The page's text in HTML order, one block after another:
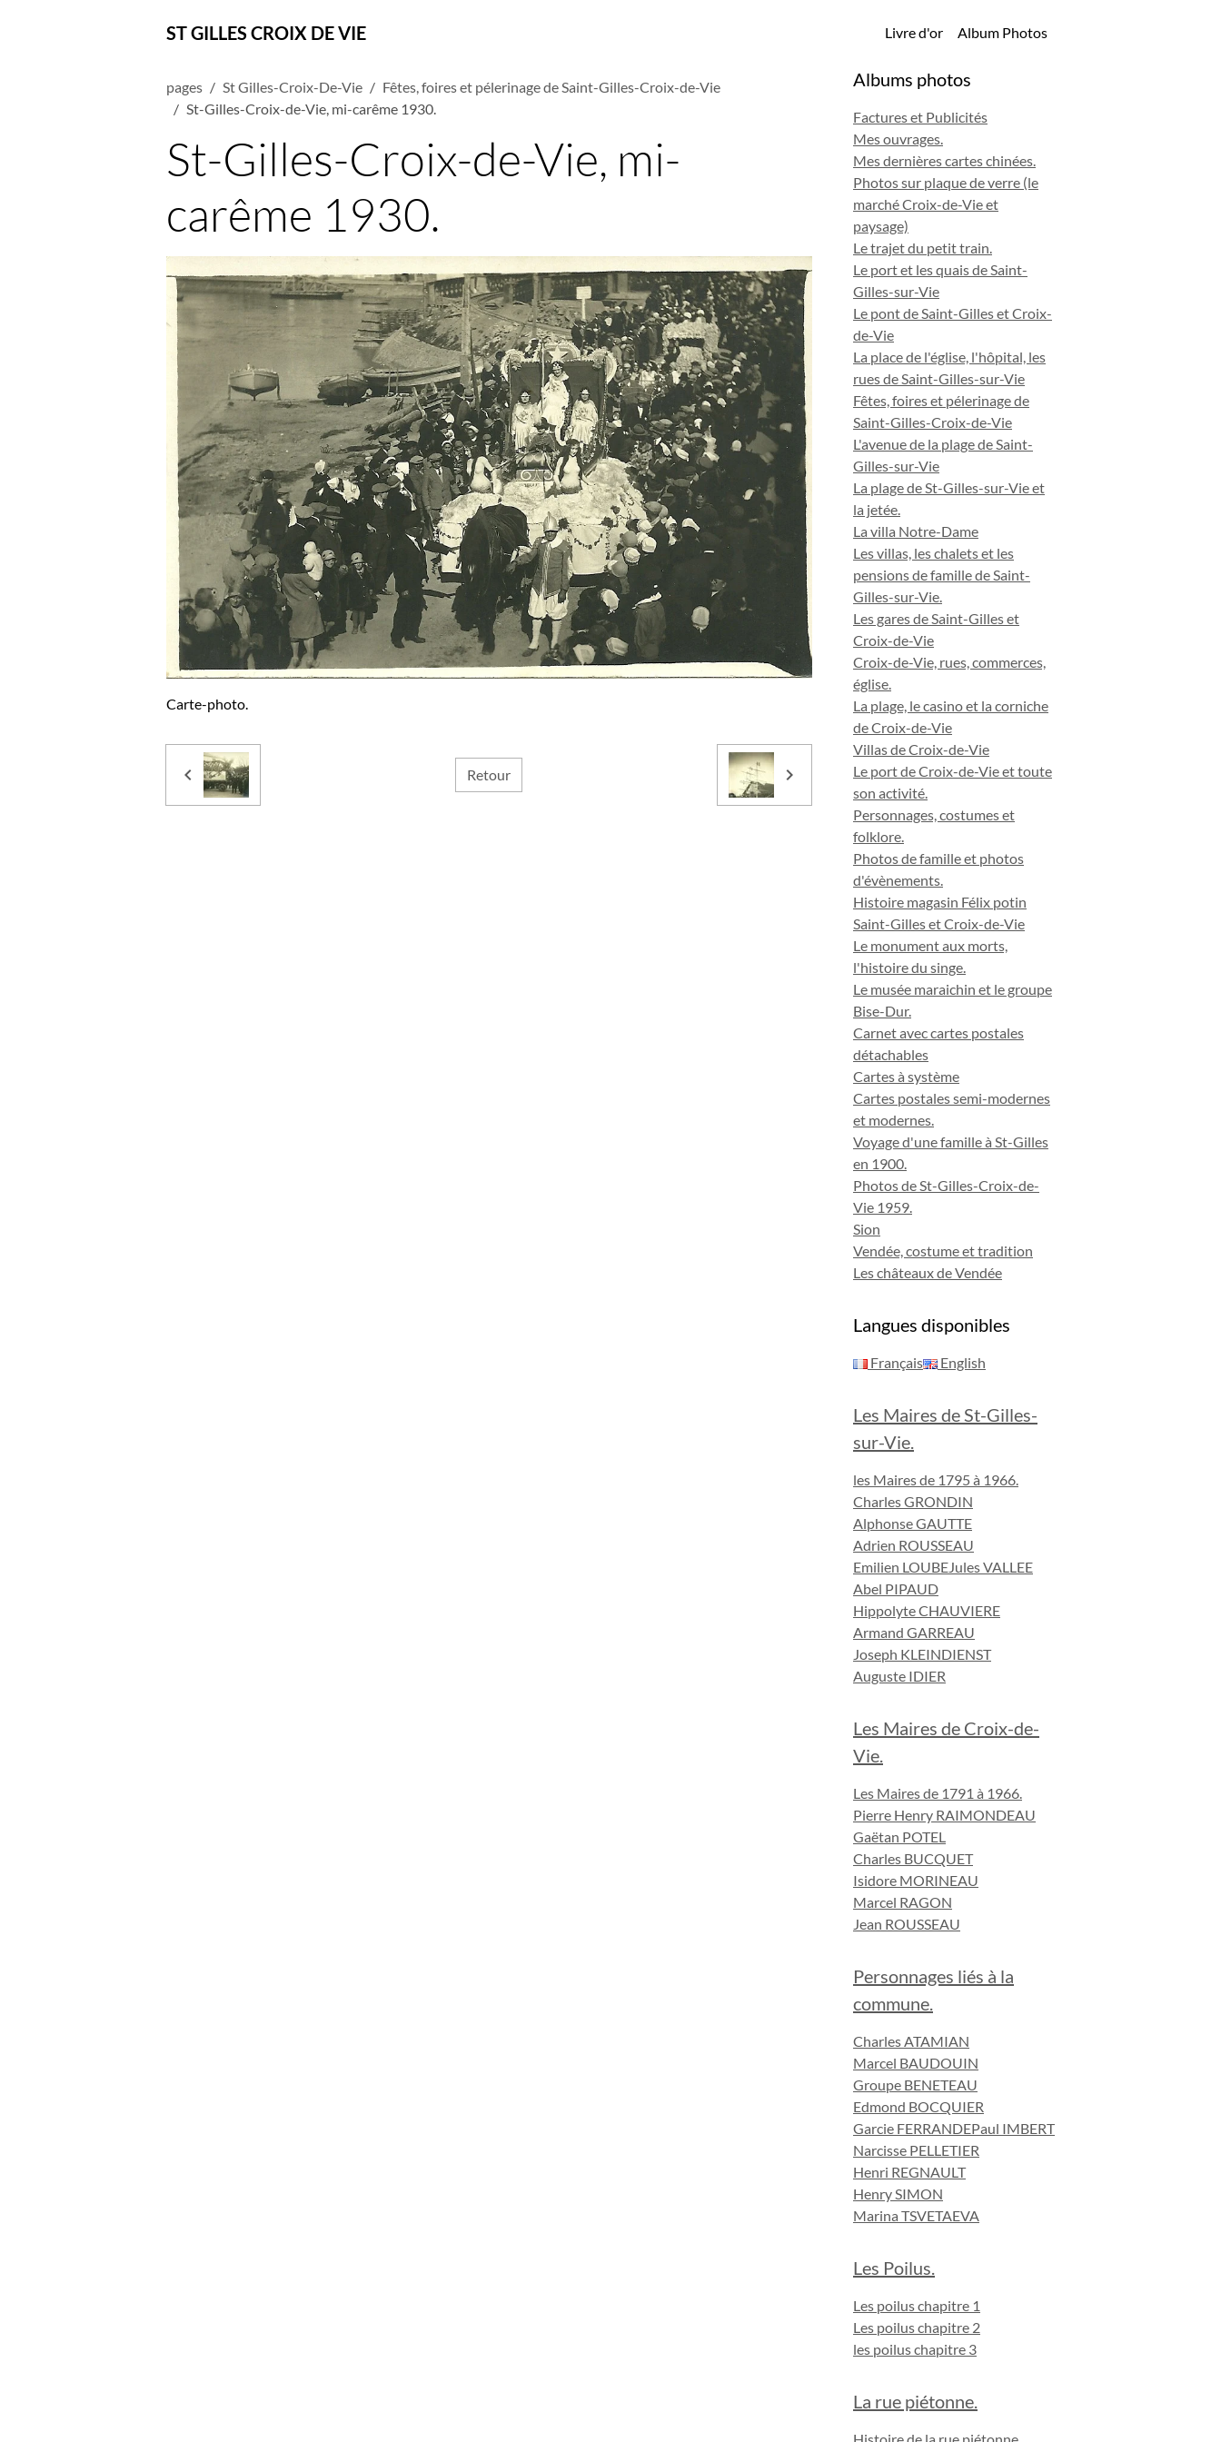
ST GILLES CROIX DE VIE Livre d'or Album Photos
pages St Gilles-Croix-De-Vie
Fêtes, foires et pélerinage de Saint-Gilles-Croix-de-Vie
St-Gilles-Croix-de-Vie, mi-carême 1930.
St-Gilles-Croix-de-Vie, mi-
carême 1930.
Carte-photo.
Retour
Albums photos
Factures et Publicités
Mes ouvrages.
Mes dernières cartes chinées.
Photos sur plaque de verre (le
marché Croix-de-Vie et
paysage)
Le trajet du petit train.
Le port et les quais de Saint-
Gilles-sur-Vie
Le pont de Saint-Gilles et Croix-
de-Vie
La place de l'église, l'hôpital, les
rues de Saint-Gilles-sur-Vie
Fêtes, foires et pélerinage de
Saint-Gilles-Croix-de-Vie
L'avenue de la plage de Saint-
Gilles-sur-Vie
La plage de St-Gilles-sur-Vie et
la jetée.
La villa Notre-Dame
Les villas, les chalets et les
pensions de famille de Saint-
Gilles-sur-Vie.
Les gares de Saint-Gilles et
Croix-de-Vie
Croix-de-Vie, rues, commerces,
église.
La plage, le casino et la corniche
de Croix-de-Vie
Villas de Croix-de-Vie
Le port de Croix-de-Vie et toute
son activité.
Personnages, costumes et
folklore.
Photos de famille et photos
d'évènements.
Histoire magasin Félix potin
Saint-Gilles et Croix-de-Vie
Le monument aux morts,
l'histoire du singe.
Le musée maraichin et le groupe
Bise-Dur.
Carnet avec cartes postales
détachables
Cartes à système
Cartes postales semi-modernes
et modernes.
Voyage d'une famille à St-Gilles
en 1900.
Photos de St-Gilles-Croix-de-
Vie 1959.
Sion
Vendée, costume et tradition
Les châteaux de Vendée
Langues disponibles
Français English
Les Maires de St-Gilles-
sur-Vie.
les Maires de 1795 à 1966.
Charles GRONDIN
Alphonse GAUTTE
Adrien ROUSSEAU
Emilien LOUBEJules VALLEE
Abel PIPAUD
Hippolyte CHAUVIERE
Armand GARREAU
Joseph KLEINDIENST
Auguste IDIER
Les Maires de Croix-de-
Vie.
Les Maires de 1791 à 1966.
Pierre Henry RAIMONDEAU
Gaëtan POTEL
Charles BUCQUET
Isidore MORINEAU
Marcel RAGON
Jean ROUSSEAU
Personnages liés à la
commune.
Charles ATAMIAN
Marcel BAUDOUIN
Groupe BENETEAU
Edmond BOCQUIER
Garcie FERRANDEPaul IMBERT
Narcisse PELLETIER
Henri REGNAULT
Henry SIMON
Marina TSVETAEVA
Les Poilus.
Les poilus chapitre 1
Les poilus chapitre 2
les poilus chapitre 3
La rue piétonne.